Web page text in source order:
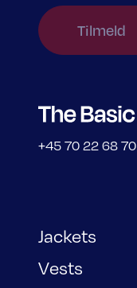
Tilmeld
+45 70 22 68 70
Jackets
Vests